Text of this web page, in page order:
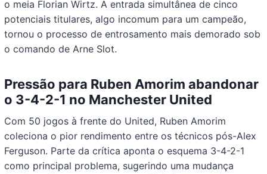
o meia Florian Wirtz. A entrada simultânea de cinco
potenciais titulares, algo incomum para um campeão,
tornou o processo de entrosamento mais demorado sob
o comando de Arne Slot.
Pressão para Ruben Amorim abandonar
o 3-4-2-1 no Manchester United
Com 50 jogos à frente do United, Ruben Amorim
coleciona o pior rendimento entre os técnicos pós-Alex
Ferguson. Parte da crítica aponta o esquema 3-4-2-1
como principal problema, sugerindo uma mudança